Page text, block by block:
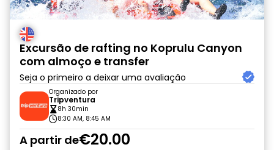
Excursão de rafting no Koprulu Canyon
com almoço e transfer
Seja o primeiro a deixar uma avaliação
Organizado por
Tripventura
8h 30min
8:30 AM, 8:45 AM
A partir de€20.00